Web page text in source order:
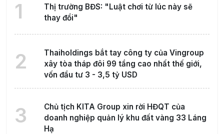
1
Thị trường BĐS: "Luật chơi từ lúc này sẽ
thay đổi"
2
Thaiholdings bắt tay công ty của Vingroup
xây tòa tháp đôi 99 tầng cao nhất thế giới,
vốn đầu tư 3 - 3,5 tỷ USD
3
Chủ tịch KITA Group xin rời HĐQT của
doanh nghiệp quản lý khu đất vàng 33 Láng
Hạ